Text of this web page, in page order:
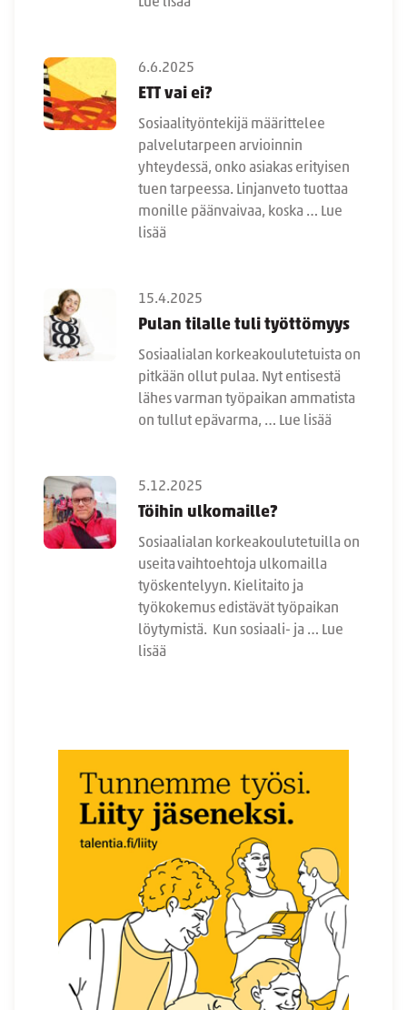
6.6.2025
ETT vai ei?
Sosiaalityöntekijä määrittelee
palvelutarpeen arvioinnin
yhteydessä, onko asiakas erityisen
tuen tarpeessa. Linjanveto tuottaa
monille päänvaivaa, koska … Lue
lisää
15.4.2025
Pulan tilalle tuli työttömyys
Sosiaalialan korkeakoulutetuista on
pitkään ollut pulaa. Nyt entisestä
lähes varman työpaikan ammatista
on tullut epävarma, … Lue lisää
5.12.2025
Töihin ulkomaille?
Sosiaalialan korkeakoulutetuilla on
useita vaihtoehtoja ulkomailla
työskentelyyn. Kielitaito ja
työkokemus edistävät työpaikan
löytymistä. Kun sosiaali- ja … Lue
lisää